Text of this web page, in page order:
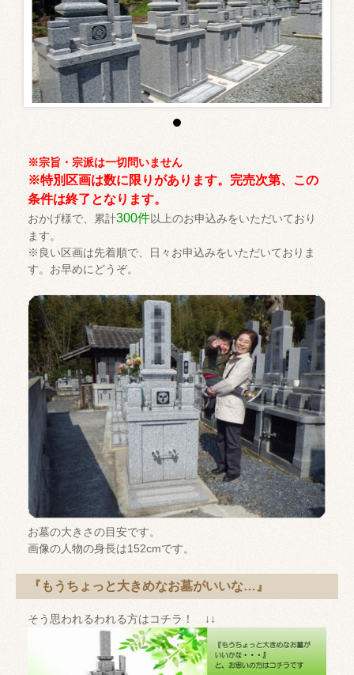
※宗旨・宗派は一切問いません
※特別区画は数に限りがあります。完売次第、この
条件は終了となります。
おかげ様で、累計300件以上のお申込みをいただいており
ます。
※良い区画は先着順で、日々お申込みをいただいておりま
す。お早めにどうぞ。
お墓の大きさの目安です。
画像の人物の身長は152cmです。
『もうちょっと大きめなお墓がいいな…』
そう思われるわれる方はコチラ！ ↓↓